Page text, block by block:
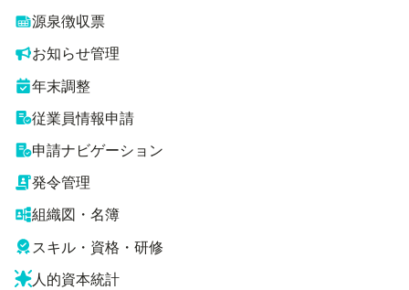
源泉徴収票
お知らせ管理
年末調整
従業員情報申請
申請ナビゲーション
発令管理
組織図・名簿
スキル・資格・研修
人的資本統計